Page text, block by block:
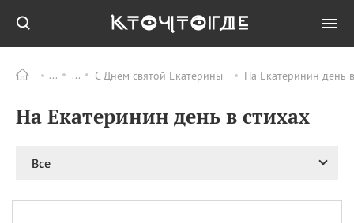
С Днем святой Екатерины На Екатеринин день
На Екатеринин день в стихах
Все
ПРАЗДНИКИ Все
08.08 День «Счастье
День мира в Аугсбурге